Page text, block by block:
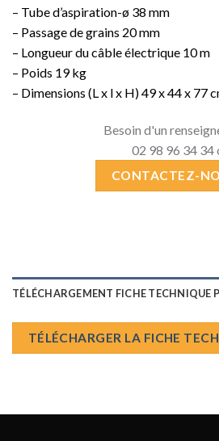
– Tube d’aspiration-ø 38 mm
– Passage de grains 20 mm
– Longueur du câble électrique 10 m
– Poids 19 kg
– Dimensions (L x l x H) 49 x 44 x 77
Besoin d'un
02 98 96 34 34
CONTACTEZ-
TÉLÉCHARGEMENT FICHE TECHNIQUE
TÉLÉCHARGER LA FICHE